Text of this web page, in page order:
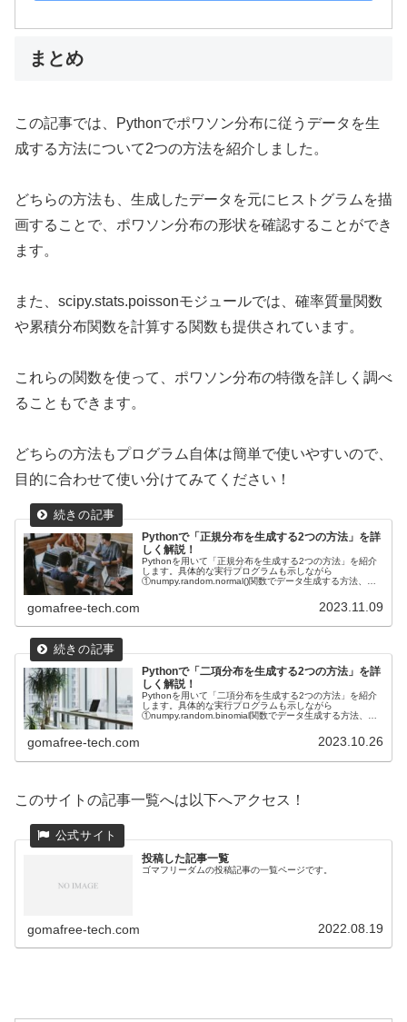
まとめ
この記事では、Pythonでポワソン分布に従うデータを生
成する方法について2つの方法を紹介しました。
どちらの方法も、生成したデータを元にヒストグラムを描
画することで、ポワソン分布の形状を確認することができ
ます。
また、scipy.stats.poissonモジュールでは、確率質量関数
や累積分布関数を計算する関数も提供されています。
これらの関数を使って、ポワソン分布の特徴を詳しく調べ
ることもできます。
どちらの方法もプログラム自体は簡単で使いやすいので、
目的に合わせて使い分けてみてください！
Pythonで「正規分布を生成する2つの方法」を詳
しく解説！
Pythonを用いて「正規分布を生成する2つの方法」を紹介
します。具体的な実行プログラムも示しながら
①numpy.random.normal()関数でデータ生成する方法、
します。scipyとnumpyの使い分けを具体的に紹介します。
gomafree-tech.com 2023.11.09
Pythonで「二項分布を生成する2つの方法」を詳
しく解説！
Pythonを用いて「二項分布を生成する2つの方法」を紹介
します。具体的な実行プログラムも示しながら
①numpy.random.binomial関数でデータ生成する方法、
介します。scipyとnumpyの使い分けを具体的に紹介しま
gomafree-tech.com 2023.10.26
このサイトの記事一覧へは以下へアクセス！
投稿した記事一覧
ゴマフリーダムの投稿記事の一覧ページです。
gomafree-tech.com 2022.08.19